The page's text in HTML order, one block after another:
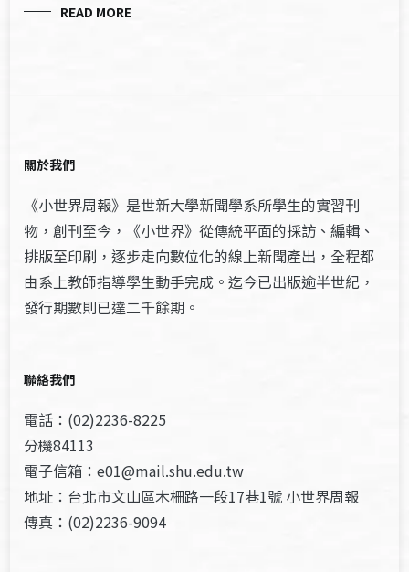
READ MORE
關於我們
《小世界周報》是世新大學新聞學系所學生的實習刊
物，創刊至今，《小世界》從傳統平面的採訪、編輯、
排版至印刷，逐步走向數位化的線上新聞產出，全程都
由系上教師指導學生動手完成。迄今已出版逾半世紀，
發行期數則已達二千餘期。
聯絡我們
電話：(02)2236-8225
分機84113
電子信箱：e01@mail.shu.edu.tw
地址：台北市文山區木柵路一段17巷1號 小世界周報
傳真：(02)2236-9094